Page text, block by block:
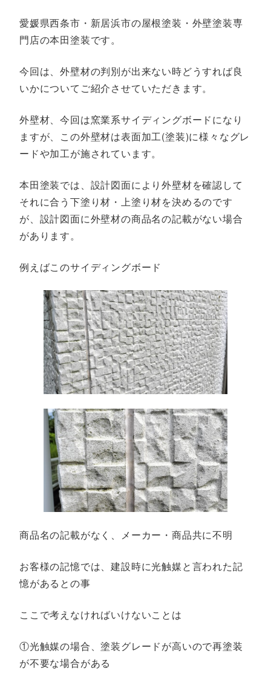
愛媛県西条市・新居浜市の屋根塗装・外壁塗装専
門店の本田塗装です。
今回は、外壁材の判別が出来ない時どうすれば良
いかについてご紹介させていただきます。
外壁材、今回は窯業系サイディングボードになり
ますが、この外壁材は表面加工(塗装)に様々なグレ
ードや加工が施されています。
本田塗装では、設計図面により外壁材を確認して
それに合う下塗り材・上塗り材を決めるのです
が、設計図面に外壁材の商品名の記載がない場合
があります。
例えばこのサイディングボード
商品名の記載がなく、メーカー・商品共に不明
お客様の記憶では、建設時に光触媒と言われた記
憶があるとの事
ここで考えなければいけないことは
①光触媒の場合、塗装グレードが高いので再塗装
が不要な場合がある